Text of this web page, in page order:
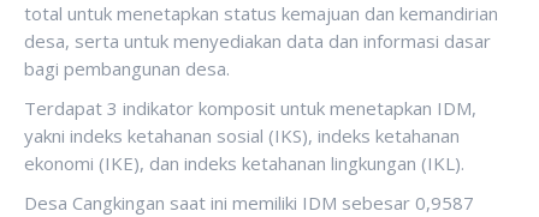
total untuk menetapkan status kemajuan dan kemandirian
desa, serta untuk menyediakan data dan informasi dasar
bagi pembangunan desa.
Terdapat 3 indikator komposit untuk menetapkan IDM,
yakni indeks ketahanan sosial (IKS), indeks ketahanan
ekonomi (IKE), dan indeks ketahanan lingkungan (IKL).
Desa Cangkingan saat ini memiliki IDM sebesar 0,9587